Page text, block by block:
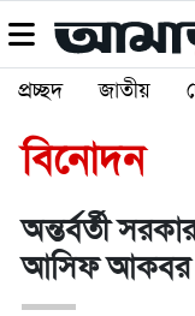
প্রচ্ছদ জাতীয়
বিনোদন
অন্তর্বর্তী
আসিফ আকবর